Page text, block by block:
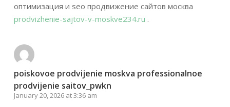
оптимизация и seo продвижение сайтов москва
prodvizhenie-sajtov-v-moskve234.ru .
poiskovoe prodvijenie moskva professionalnoe
prodvijenie saitov_pwkn
January 20, 2026 at 3:36 am